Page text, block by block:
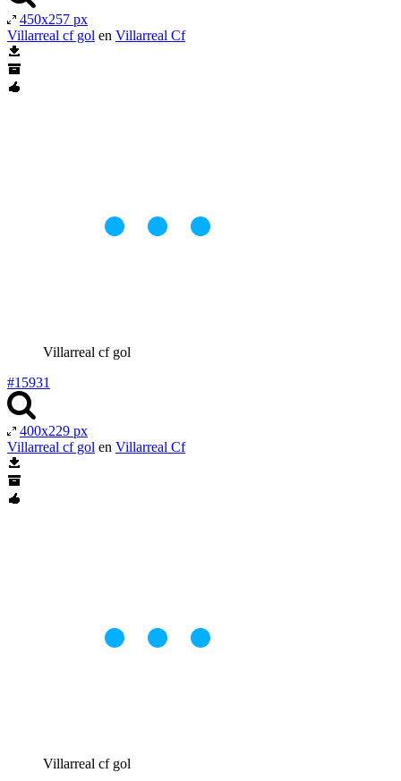
450x257 px
Villarreal cf gol en Villarreal Cf
Villarreal cf gol
#15931
400x229 px
Villarreal cf gol en Villarreal Cf
Villarreal cf gol